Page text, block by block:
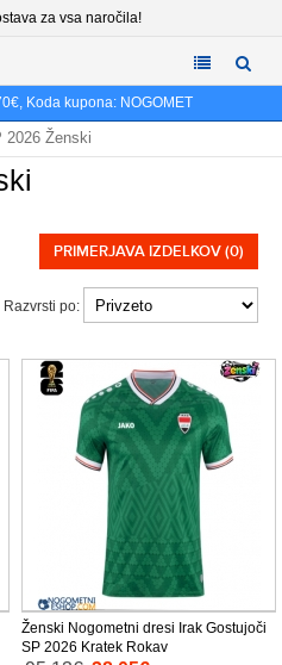
za vsa naročila!
, Koda kupona: NOGOMET
2026 Ženski
PRIMERJAVA IZDELKOV (0)
Razvrsti po:
Ženski Nogometni dresi Irak Gostujoči
SP 2026 Kratek Rokav